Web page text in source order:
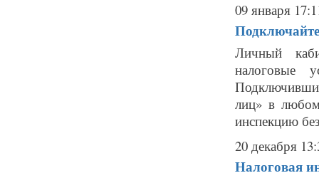
09 января
Личный
налоговые
лиц» в
инспекцию
20 декабря
Налоговая